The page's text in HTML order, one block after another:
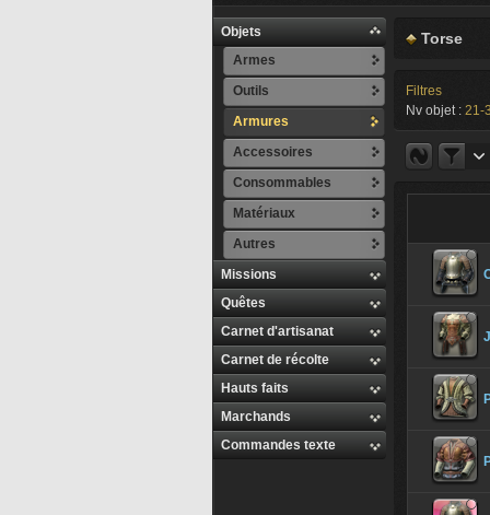
Objets
Armes
Outils
Armures
Accessoires
Consommables
Matériaux
Autres
Missions
Quêtes
Carnet d'artisanat
Carnet de récolte
Hauts faits
Marchands
Commandes texte
Torse
Filtres
Nv objet : 21-